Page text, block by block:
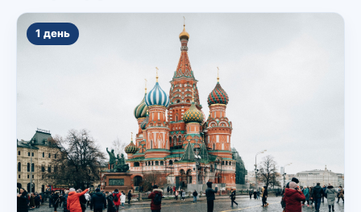
1 день